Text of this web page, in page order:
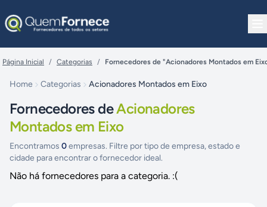
Página Inicial / Categorias / Fornecedores de "Acionadores Montados em
Home Categorias Acionadores Montados em Eixo
Fornecedores deAcionadores
Montados em Eixo
Encontramos 0empresas. Filtre por tipo de empresa, estado e
cidade para encontrar o fornecedor ideal.
Não há fornecedores para a categoria. :(